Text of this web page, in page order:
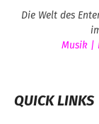
Die Welt des
Musik |
QUICK LINKS